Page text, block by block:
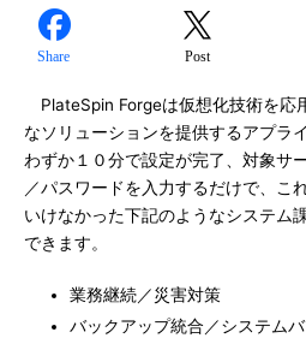
Share Post
PlateSpin Forgeは仮想化技術を応
なソリューションを提供するアプラ
わずか１０分で設定が完了、対象サ
／パスワードを入力するだけで、こ
いけなかった下記のようなシステム
できます。
業務継続／災害対策
バックアップ統合／システム